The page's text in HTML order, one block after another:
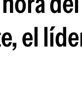
Siguenos en:
el